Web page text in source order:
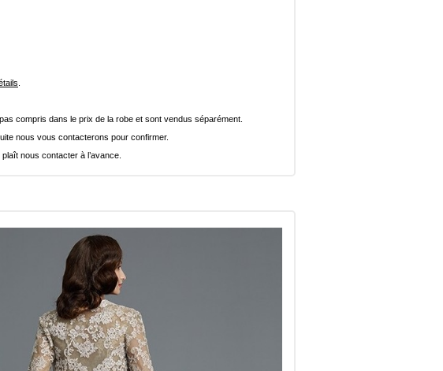
compris dans le prix de la robe et sont vendus séparément.
nous vous contacterons pour confirmer.
nous contacter à l’avance.